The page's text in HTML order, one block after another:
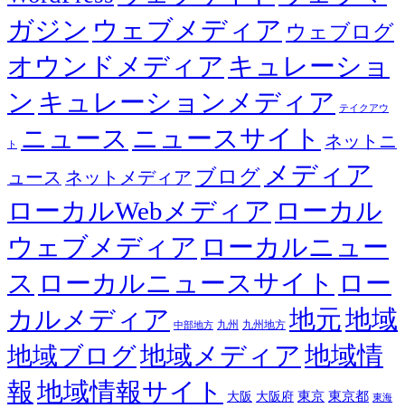
ガジン ウェブメディア ウェブログ
オウンドメディア キュレーショ
ン キュレーションメディア テイクアウ
ト ニュース ニュースサイト ネットニ
ュース ネットメディア ブログ メディア
ローカルWebメディア ローカル
ウェブメディア ローカルニュー
ス ローカルニュースサイト ロー
カルメディア 中部地方 九州 九州地方 地元地域
地域ブログ地域メディア 地域情
報 地域情報サイト 大阪 大阪府 東京 東京都 東海